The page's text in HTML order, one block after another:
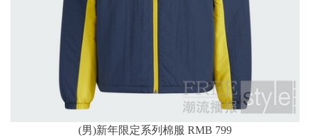
(男)新年限定系列棉服 RMB 799